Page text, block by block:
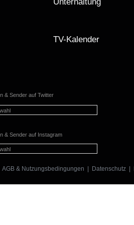
TV-Kalender
& Sender auf Twitter
& Sender auf Instagram
AGB & Nutzungsbedingungen Datenschutz